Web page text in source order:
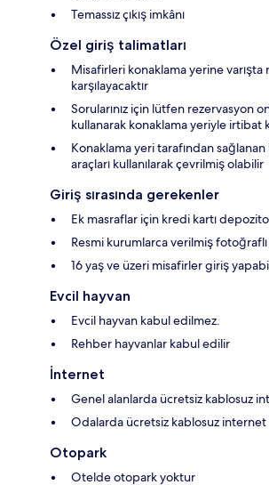
Temassız çıkış imkânı
Özel giriş talimatları
Misafirleri konaklama yerine
karşılayacaktır
Sorularınız için lütfen rezervasyon
kullanarak konaklama yeriyle irtibat
Konaklama yeri tarafından
araçları kullanılarak çevrilmiş olabilir
Giriş sırasında gerekenler
Ek masraflar için kredi kartı
Resmi kurumlarca verilmiş
16 yaş ve üzeri misafirler giriş
Evcil hayvan
Evcil hayvan kabul edilmez.
Rehber hayvanlar kabul edilir
İnternet
Genel alanlarda ücretsiz kablosuz
Odalarda ücretsiz kablosuz
Otopark
Otelde otopark yoktur